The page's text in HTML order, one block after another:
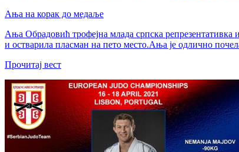
Ања на корак до медаље
Ања Обрадовић трофејна млада српска
и остварила пласман на пето место.Ања је одлично
Прочитај вест